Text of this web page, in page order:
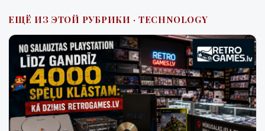
ЕЩЁ ИЗ ЭТОЙ РУБРИКИ · TECHNOLOGY